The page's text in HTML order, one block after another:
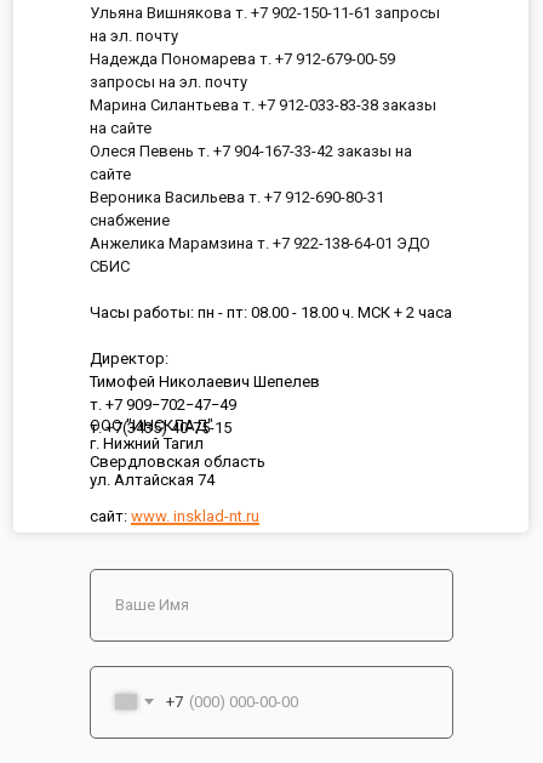
ООО "ИНСКЛАД"
г. Нижний Тагил
Свердловская область
ул. Алтайская 74
сайт: www. insklad-nt.ru
Ульяна Вишнякова т. +7 902-150-11-61 запросы
на эл. почту
Надежда Пономарева т. +7 912-679-00-59
запросы на эл. почту
Марина Силантьева т. +7 912-033-83-38 заказы
на сайте
Олеся Певень т. +7 904-167-33-42 заказы на
сайте
Вероника Васильева т. +7 912-690-80-31
снабжение
Анжелика Марамзина т. +7 922-138-64-01 ЭДО
СБИС
Часы работы: пн - пт: 08.00 - 18.00 ч. МСК + 2 часа
Директор:
Тимофей Николаевич Шепелев
т. +7 909−702−47−49
т. +7(3435) 40-75-15
+7